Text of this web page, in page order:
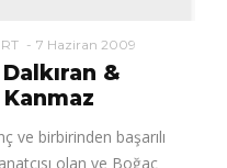
7 Haziran 2009
&
ve birbirinden başarılı
olan ve Boğaç